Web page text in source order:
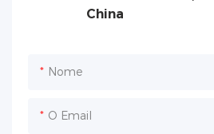
China
Nome
O Email